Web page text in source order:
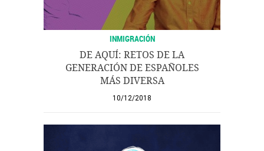
INMIGRACIÓN
DE AQUÍ: RETOS DE LA
GENERACIÓN DE ESPAÑOLES
MÁS DIVERSA
10/12/2018